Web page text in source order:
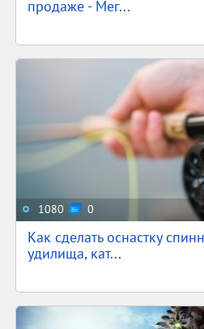
продаже - Мег...
1080 0
Как сделать оснастку
удилища, кат...